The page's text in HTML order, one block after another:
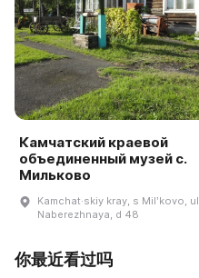
Камчатский краевой
объединенный музей с.
Мильково
Kamchat·skiy kray, s Milʹkovo, ul
Naberezhnaya, d 48
你最近看过吗